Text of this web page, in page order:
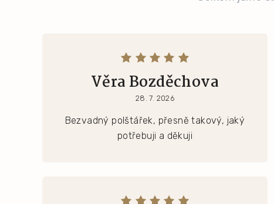
Věra Bozděchova
28. 7. 2026
Bezvadný polštářek, přesně takový, jaký
potřebuji a děkuji